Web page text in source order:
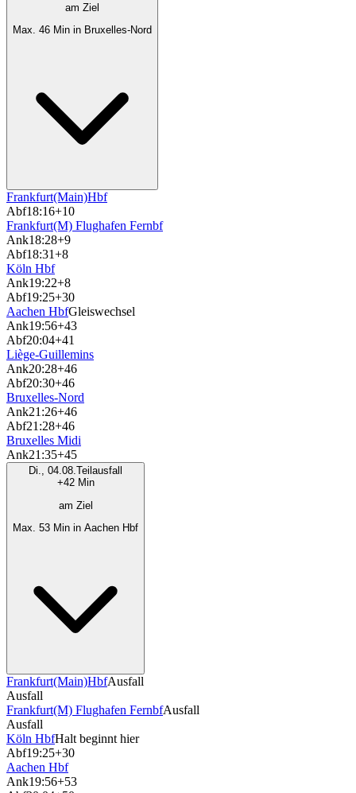
am Ziel
Max. 46 Min in Bruxelles-Nord
Frankfurt(Main)Hbf
Abf18:16+10
Frankfurt(M) Flughafen Fernbf
Ank18:28+9
Abf18:31+8
Köln Hbf
Ank19:22+8
Abf19:25+30
Aachen HbfGleiswechsel
Ank19:56+43
Abf20:04+41
Liège-Guillemins
Ank20:28+46
Abf20:30+46
Bruxelles-Nord
Ank21:26+46
Abf21:28+46
Bruxelles Midi
Ank21:35+45
Di., 04.08.Teilausfall
+42 Min
am Ziel
Max. 53 Min in Aachen Hbf
Frankfurt(Main)HbfAusfall
Ausfall
Frankfurt(M) Flughafen FernbfAusfall
Ausfall
Köln HbfHalt beginnt hier
Abf19:25+30
Aachen Hbf
Ank19:56+53